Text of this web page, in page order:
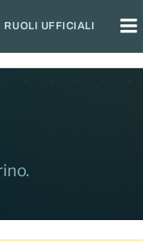
RUOLI UFFICIALI